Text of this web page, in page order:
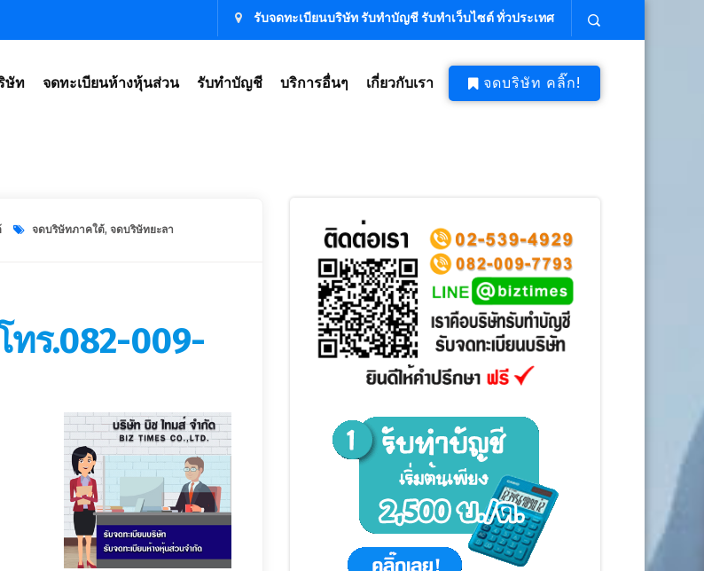
รับจดทะเบียนบริษัท รับทำบัญชี รับทำเว็บไซต์ ทั่วประเทศ
ษัท จดทะเบียนห้างหุ้นส่วน รับทำบัญชี บริการอื่นๆ เกี่ยวกับเรา จดบริษัท คลิ๊ก!
จดบริษัทภาคใต้, จดบริษัทยะลา
ร.082-009-